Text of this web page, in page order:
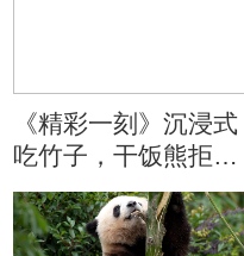
《精彩一刻》沉浸式
吃竹子，干饭熊拒绝
分心